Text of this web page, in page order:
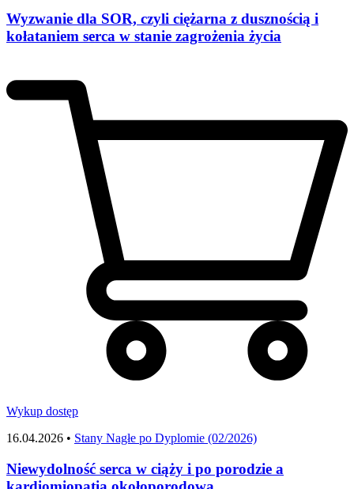
Wyzwanie dla SOR, czyli ciężarna z dusznością i
kołataniem serca w stanie zagrożenia życia
Wykup dostęp
16.04.2026 • Stany Nagłe po Dyplomie (02/2026)
Niewydolność serca w ciąży i po porodzie a